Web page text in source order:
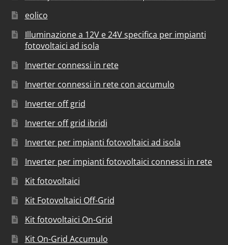
eolico
Illuminazione a 12V e 24V specifica per impianti
fotovoltaici ad isola
Inverter connessi in rete
Inverter connessi in rete con accumulo
Inverter off grid
Inverter off grid ibridi
Inverter per impianti fotovoltaici ad isola
Inverter per impianti fotovoltaici connessi in rete
Kit fotovoltaici
Kit Fotovoltaici Off-Grid
Kit fotovoltaici On-Grid
Kit On-Grid Accumulo